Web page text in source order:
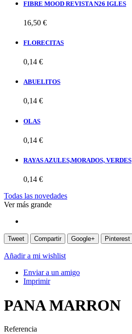
FIBRE MOOD REVISTA N26 IGLES
16,50 €
FLORECITAS
0,14 €
ABUELITOS
0,14 €
OLAS
0,14 €
RAYAS AZULES,MORADOS, VERDES
0,14 €
Todas las novedades
Ver más grande
Tweet Compartir Google+ Pinterest
Añadir a mi wishlist
Enviar a un amigo
Imprimir
PANA MARRON
Referencia